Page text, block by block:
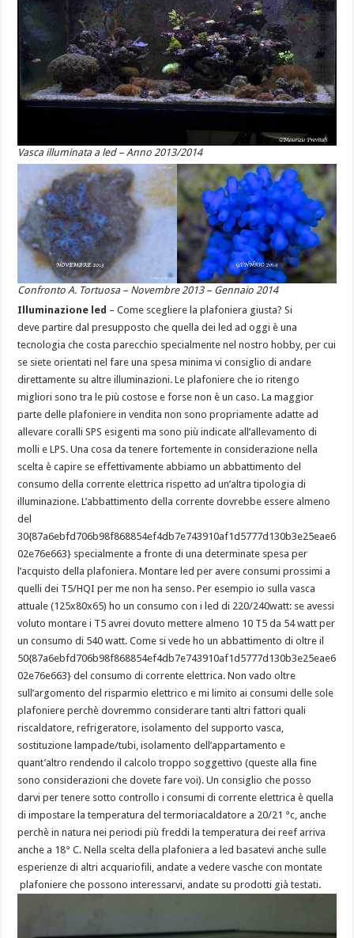
Vasca illuminata a led – Anno 2013/2014
Confronto A. Tortuosa – Novembre 2013 – Gennaio 2014
Illuminazione led – Come scegliere la plafoniera giusta? Si
deve partire dal presupposto che quella dei led ad oggi è una
tecnologia che costa parecchio specialmente nel nostro hobby, per cui
se siete orientati nel fare una spesa minima vi consiglio di andare
direttamente su altre illuminazioni. Le plafoniere che io ritengo
migliori sono tra le più costose e forse non è un caso. La maggior
parte delle plafoniere in vendita non sono propriamente adatte ad
allevare coralli SPS esigenti ma sono più indicate all’allevamento di
molli e LPS. Una cosa da tenere fortemente in considerazione nella
scelta è capire se effettivamente abbiamo un abbattimento del
consumo della corrente elettrica rispetto ad un’altra tipologia di
illuminazione. L’abbattimento della corrente dovrebbe essere almeno
del
30{87a6ebfd706b98f868854ef4db7e743910af1d5777d130b3e25eae6
02e76e663} specialmente a fronte di una determinate spesa per
l’acquisto della plafoniera. Montare led per avere consumi prossimi a
quelli dei T5/HQI per me non ha senso. Per esempio io sulla vasca
attuale (125x80x65) ho un consumo con i led di 220/240watt: se avessi
voluto montare i T5 avrei dovuto mettere almeno 10 T5 da 54 watt per
un consumo di 540 watt. Come si vede ho un abbattimento di oltre il
50{87a6ebfd706b98f868854ef4db7e743910af1d5777d130b3e25eae6
02e76e663} del consumo di corrente elettrica. Non vado oltre
sull’argomento del risparmio elettrico e mi limito ai consumi delle sole
plafoniere perchè dovremmo considerare tanti altri fattori quali
riscaldatore, refrigeratore, isolamento del supporto vasca,
sostituzione lampade/tubi, isolamento dell’appartamento e
quant’altro rendendo il calcolo troppo soggettivo (queste alla fine
sono considerazioni che dovete fare voi). Un consiglio che posso
darvi per tenere sotto controllo i consumi di corrente elettrica è quella
di impostare la temperatura del termoriacaldatore a 20/21 °c, anche
perchè in natura nei periodi più freddi la temperatura dei reef arriva
anche a 18° C. Nella scelta della plafoniera a led basatevi anche sulle
esperienze di altri acquariofili, andate a vedere vasche con montate
plafoniere che possono interessarvi, andate su prodotti già testati.